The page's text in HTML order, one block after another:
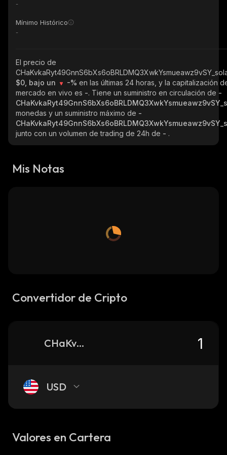
-
Mínimo Histórico
-
El precio de
$0, bajo un
-% en las últimas 24 horas, y la capitalización
mercado en vivo es -. Tiene un suministro en circulación de -
monedas y un suministro máximo de -
junto con un volumen de trading de 24h de - .
Mis Notas
Convertidor de Cripto
CHaKvkaRyt49GnnS6bXs6oBRLDMQ3XwkYsmueawz9vSY_solana
USD
Valores en Cartera